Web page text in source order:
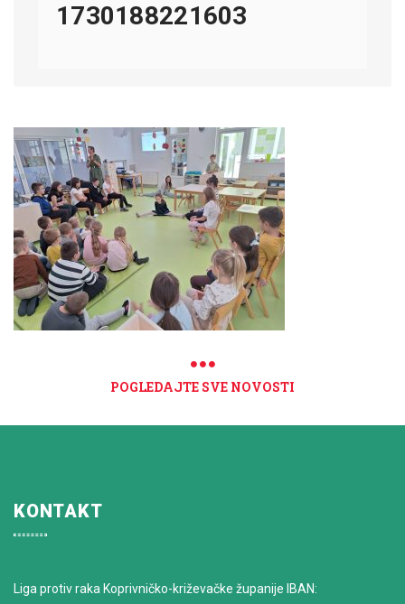
1730188221603
POGLEDAJTE SVE NOVOSTI
KONTAKT
Liga protiv raka Koprivničko-križevačke županije IBAN: